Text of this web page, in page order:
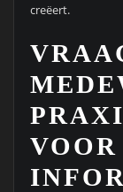
creëert.